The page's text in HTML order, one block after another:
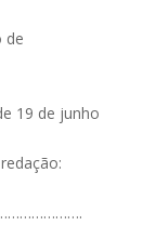
de
19 de junho